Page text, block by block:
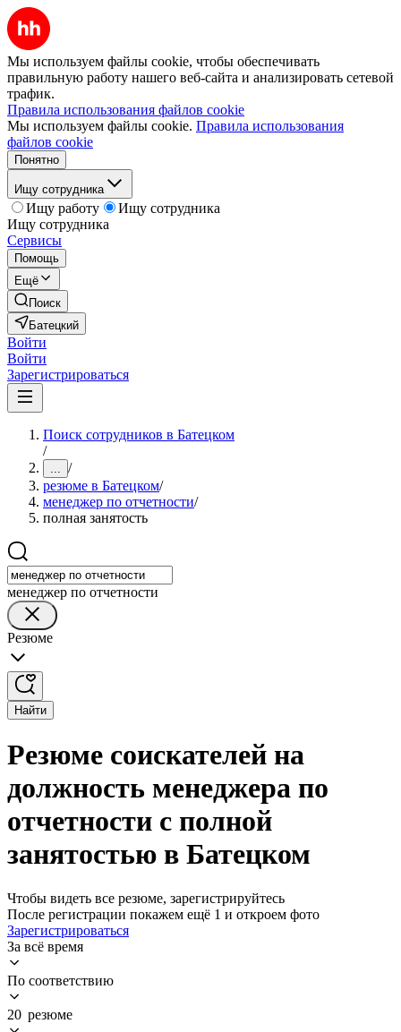
Мы используем файлы cookie, чтобы обеспечивать
правильную работу нашего веб-сайта и анализировать сетевой
трафик.
Правила использования файлов cookie
Мы используем файлы cookie. Правила использования
файлов cookie
Понятно
Ищу сотрудника
Ищу работу
Ищу сотрудника
Ищу сотрудника
Сервисы
Помощь
Ещё
Поиск
Батецкий
Войти
Войти
Зарегистрироваться
Поиск сотрудников в Батецком
/
... /
резюме в Батецком/
менеджер по отчетности/
полная занятость
менеджер по отчетности
Резюме
Найти
Резюме соискателей на
должность менеджера по
отчетности с полной
занятостью в Батецком
Чтобы видеть все резюме, зарегистрируйтесь
После регистрации покажем ещё 1 и откроем фото
Зарегистрироваться
За всё время
По соответствию
20 резюме